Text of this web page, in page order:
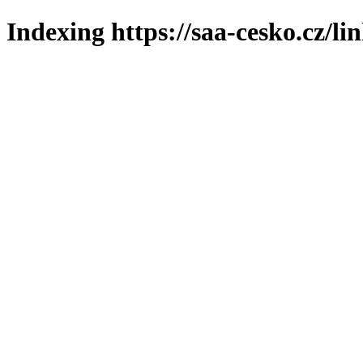
Indexing https://saa-cesko.cz/